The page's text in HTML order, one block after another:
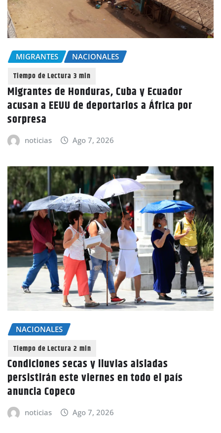
MIGRANTES NACIONALES
Migrantes de Honduras, Cuba y Ecuador
acusan a EEUU de deportarlos a África por
sorpresa
noticias Ago 7, 2026
NACIONALES
Condiciones secas y lluvias aisladas
persistirán este viernes en todo el país
anuncia Copeco
noticias Ago 7, 2026